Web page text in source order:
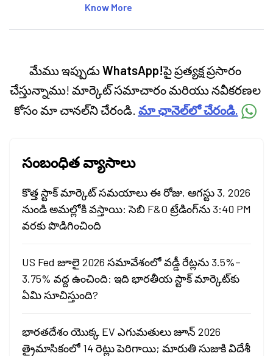
articles on the stock market, IPO, economy,
categories.
Know More
మేము ఇప్పుడుWhatsApp!పై ప్రత్యక్ష ప్రసారం
చేస్తున్నాము! మార్కెట్ సమాచారం మరియు నవీకరణల
కోసం మా చానల్‌ని చేరండి. మా ఛానెల్‌లో చేరండి.
సంబంధిత వ్యాసాలు
కొత్త స్టాక్ మార్కెట్ సమయాలు ఈ రోజు, ఆగస్టు 3, 2026
నుండి అమల్లోకి వస్తాయి: సెబి F&O ట్రేడింగ్‌ను 3:40 PM
వరకు పొడిగించింది
US Fed జూలై 2026 సమావేశంలో వడ్డీ రేట్లను 3.5%–
3.75% వద్ద ఉంచింది: ఇది భారతీయ స్టాక్ మార్కెట్‌కు
ఏమి సూచిస్తుంది?
భారతదేశం యొక్క EV ఎగుమతులు జూన్ 2026
త్రైమాసికంలో 14 రెట్లు పెరిగాయి; మారుతి సుజుకి విదేశీ